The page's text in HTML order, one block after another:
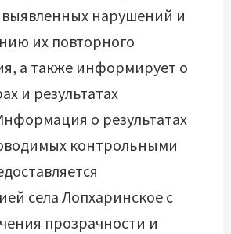
нарушений и
их повторного
а также информирует о
и результатах
о результатах
контрольными
села Лопхаринское с
прозрачности и